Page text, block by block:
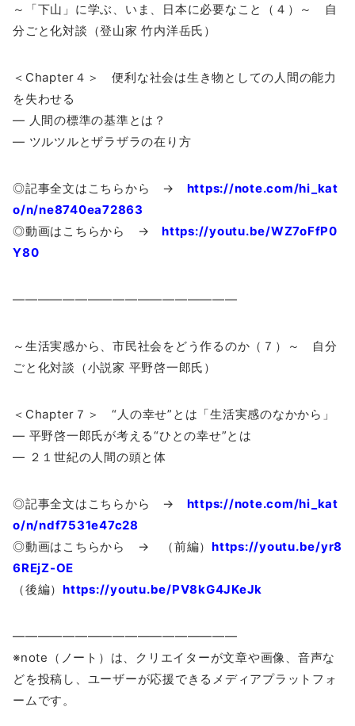
～「下山」に学ぶ、いま、日本に必要なこと（４）～ 自
分ごと化対談（登山家 竹内洋岳氏）
＜Chapter４＞ 便利な社会は生き物としての人間の能力
を失わせる
― 人間の標準の基準とは？
― ツルツルとザラザラの在り方
◎記事全文はこちらから → https://note.com/hi_kat
o/n/ne8740ea72863
◎動画はこちらから → https://youtu.be/WZ7oFfP0
Y80
——————————————————
～生活実感から、市民社会をどう作るのか（７）～ 自分
ごと化対談（小説家 平野啓一郎氏）
＜Chapter７＞ “人の幸せ”とは「生活実感のなかから」
― 平野啓一郎氏が考える“ひとの幸せ”とは
― ２１世紀の人間の頭と体
◎記事全文はこちらから → https://note.com/hi_kat
o/n/ndf7531e47c28
◎動画はこちらから → （前編） https://youtu.be/yr8
6REjZ-OE
（後編） https://youtu.be/PV8kG4JKeJk
——————————————————
※note（ノート）は、クリエイターが文章や画像、音声な
どを投稿し、ユーザーが応援できるメディアプラットフォ
ームです。